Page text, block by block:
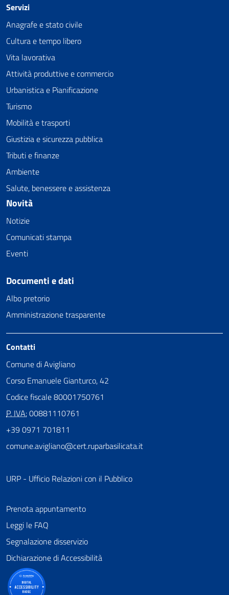
Servizi
Anagrafe e stato civile
Cultura e tempo libero
Vita lavorativa
Attività produttive e commercio
Urbanistica e Pianificazione
Turismo
Mobilità e trasporti
Giustizia e sicurezza pubblica
Tributi e finanze
Ambiente
Salute, benessere e assistenza
Novità
Notizie
Comunicati stampa
Eventi
Documenti e dati
Albo pretorio
Amministrazione trasparente
Contatti
Comune di Avigliano
Corso Emanuele Gianturco, 42
Codice fiscale 80001750761
P. IVA:00881110761
+39 0971 701811
comune.avigliano@cert.ruparbasilicata.it
URP - Ufficio Relazioni con il Pubblico
Prenota appuntamento
Leggi le FAQ
Segnalazione disservizio
Dichiarazione di Accessibilità